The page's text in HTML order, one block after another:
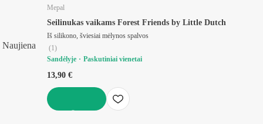
Naujiena
Mepal
Seilinukas vaikams Forest Friends by Little Dutch
Iš silikono, šviesiai mėlynos spalvos
(1)
Sandėlyje
Paskutiniai vienetai
13,90 €